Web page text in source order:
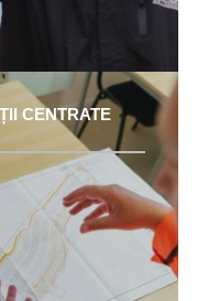
CENTRATE